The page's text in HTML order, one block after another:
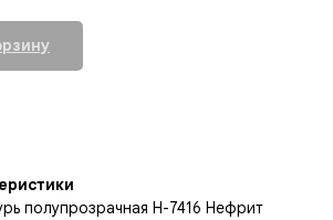
полупрозрачная H-7416 Нефрит